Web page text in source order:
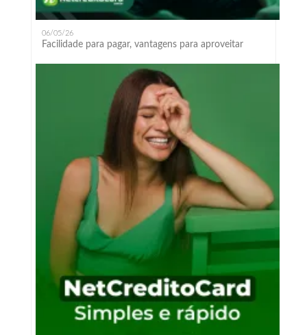
06/05/26
Facilidade para pagar, vantagens para aproveitar